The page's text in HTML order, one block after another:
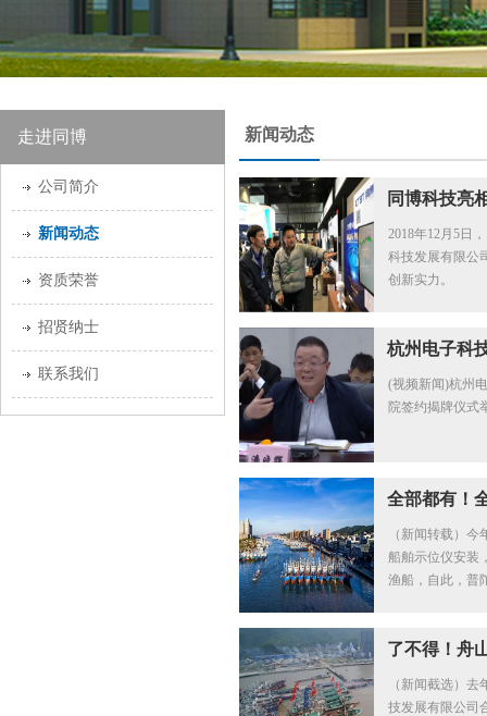
走进同博
公司简介
新闻动态
资质荣誉
招贤纳士
联系我们
新闻动态
同博科技亮
2018年12月5日
科技发展有限公
创新实力。
杭州电子科
究院签约揭牌
(视频新闻)杭州
院签约揭牌仪式
全部都有！
全“护航”~
（新闻转载）
船舶示位仪安装
渔船，自此，普
了不得！舟
（新闻截选）
技发展有限公司